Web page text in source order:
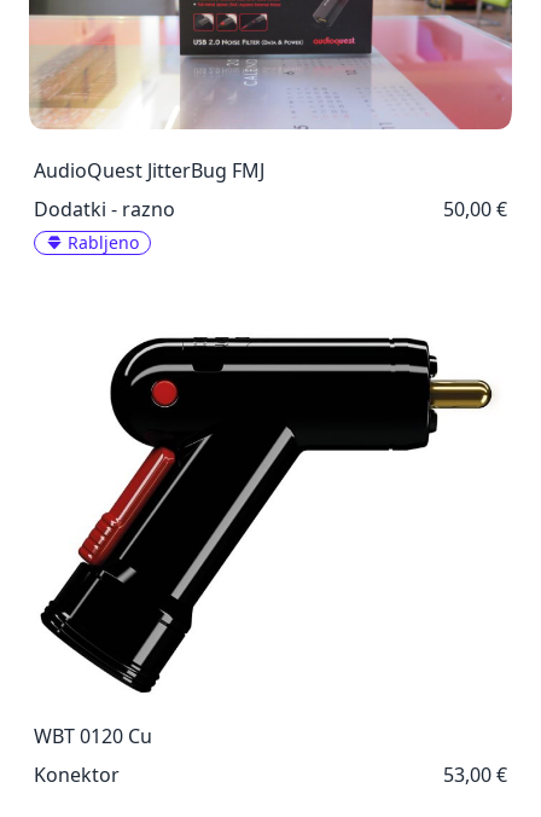
AudioQuest JitterBug FMJ
Dodatki - razno
50,00 €
Rabljeno
WBT 0120 Cu
Konektor
53,00 €